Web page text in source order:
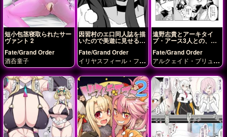
短小包茎寝取られたサー
ヴァント 2
Fate/Grand Order
酒呑童子
因習村のエ口同人誌を描
いたので美遊に見せるマ
Fate/Grand Order
イリヤスフィール・フォ
ン・アインツベルン カ
ーマ クロエ・フォン・
アインツベルン 刑部姫
美遊・エーデルフェル
ト
遠野志貴とアーキタイ
プ・アース3人との、大
Fate/Grand Order
アルクェイド・ブリュン
スタッド